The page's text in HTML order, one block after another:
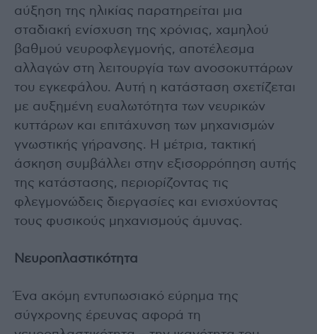
αύξηση της ηλικίας παρατηρείται μια
σταδιακή ενίσχυση της χρόνιας, χαμηλού
βαθμού νευροφλεγμονής, αποτέλεσμα
αλλαγών στη λειτουργία των ανοσοκυττάρων
του εγκεφάλου. Αυτή η κατάσταση σχετίζεται
με αυξημένη ευαλωτότητα των νευρικών
κυττάρων και επιτάχυνση των μηχανισμών
γνωστικής γήρανσης. Η μέτρια, τακτική
άσκηση συμβάλλει στην εξισορρόπηση αυτής
της κατάστασης, περιορίζοντας τις
φλεγμονώδεις διεργασίες και ενισχύοντας
τους φυσικούς μηχανισμούς άμυνας.
Νευροπλαστικότητα
Ένα ακόμη εντυπωσιακό εύρημα της
σύγχρονης έρευνας αφορά τη